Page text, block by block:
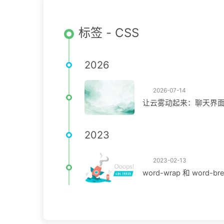
标签 - CSS
2026
2026-07-14
让云雾动起来：聊天界
2023
2023-02-13
word-wrap 和 word-